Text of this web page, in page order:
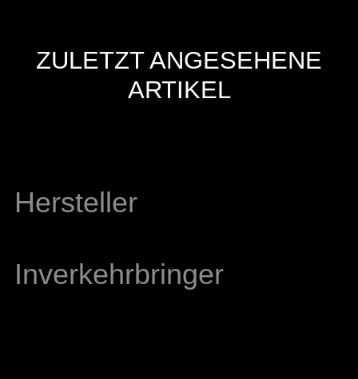
ZULETZT ANGESEHENE
ARTIKEL
Hersteller
Inverkehrbringer